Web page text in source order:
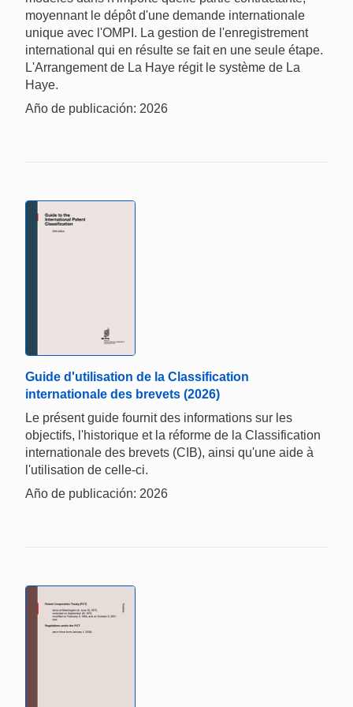
moyennant le dépôt d'une demande internationale
unique avec l'OMPI. La gestion de l'enregistrement
international qui en résulte se fait en une seule étape.
L'Arrangement de La Haye régit le système de La
Haye.
Año de publicación: 2026
Guide d'utilisation de la Classification
internationale des brevets (2026)
Le présent guide fournit des informations sur les
objectifs, l'historique et la réforme de la Classification
internationale des brevets (CIB), ainsi qu'une aide à
l'utilisation de celle-ci.
Año de publicación: 2026